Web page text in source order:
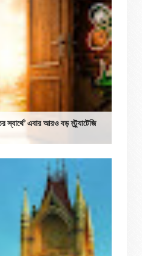
এবার আরও বড় স্ট্র্যাটেজি